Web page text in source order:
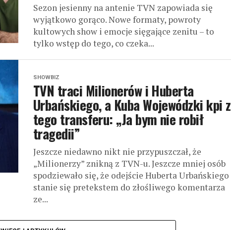
Sezon jesienny na antenie TVN zapowiada się
wyjątkowo gorąco. Nowe formaty, powroty
kultowych show i emocje sięgające zenitu – to
tylko wstęp do tego, co czeka...
SHOWBIZ
TVN traci Milionerów i Huberta
Urbańskiego, a Kuba Wojewódzki kpi z
tego transferu: „Ja bym nie robił
tragedii”
Jeszcze niedawno nikt nie przypuszczał, że
„Milionerzy” znikną z TVN-u. Jeszcze mniej osób
spodziewało się, że odejście Huberta Urbańskiego
stanie się pretekstem do złośliwego komentarza
ze...